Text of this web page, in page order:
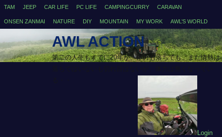
TAM JEEP CAR LIFE PC LIFE CAMPINGCURRY CARAVAN
ONSEN ZANMAI NATURE DIY MOUNTAIN MY WORK AWL’S WORLD
AWL ACTION
第二の人生もすでに20年が、体力も落ちても、まだ情熱は
Login